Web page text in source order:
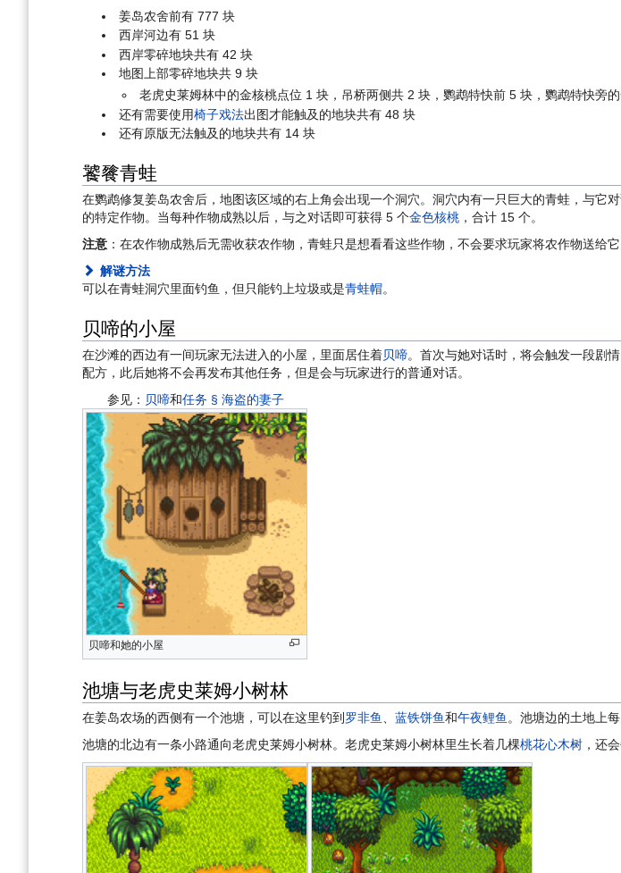
姜岛农舍前有 777 块
西岸河边有 51 块
西岸零碎地块共有 42 块
地图上部零碎地块共 9 块
老虎史莱姆林中的金核桃点位 1 块，吊桥两侧共 2 块，鹦鹉特快前 5 块，鹦鹉特快旁
还有需要使用椅子戏法出图才能触及的地块共有 48 块
还有原版无法触及的地块共有 14 块
饕餮青蛙
在鹦鹉修复姜岛农舍后，地图该区域的右上角会出现一个洞穴。洞穴内有一只巨大的青蛙，与
的特定作物。当每种作物成熟以后，与之对话即可获得 5 个金色核桃 ，合计 15 个。
注意 ：在农作物成熟后无需收获农作物，青蛙只是想看看这些作物，不会要求玩家将农作物送给它
解谜方法
可以在青蛙洞穴里面钓鱼，但只能钓上垃圾或是青蛙帽。
贝啼的小屋
在沙滩的西边有一间玩家无法进入的小屋，里面居住着贝啼。首次与她对话时，将会触发一段剧
配方，此后她将不会再发布其他任务，但是会与玩家进行的普通对话。
参见： 贝啼和任务 § 海盗的妻子
贝啼和她的小屋
池塘与老虎史莱姆小树林
在姜岛农场的西侧有一个池塘，可以在这里钓到 罗非鱼 蓝铁饼鱼和午夜鲤鱼 。池塘边的土地上
池塘的北边有一条小路通向老虎史莱姆小树林。老虎史莱姆小树林里生长着几棵桃花心木树 ，还